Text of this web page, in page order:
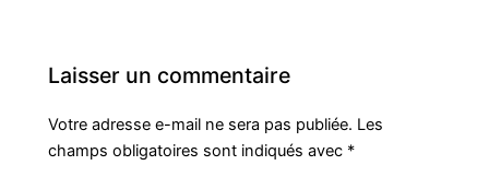
Laisser un commentaire
Votre adresse e-mail ne sera pas publiée. Les
champs obligatoires sont indiqués avec *